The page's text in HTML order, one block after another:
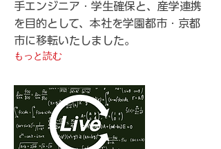
手エンジニア・学生確保と、産学連携
を目的として、本社を学園都市・京都
市に移転いたしました。
もっと読む